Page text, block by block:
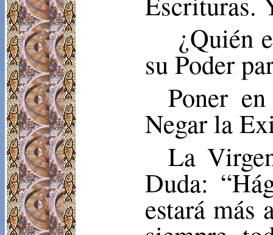
¿Quién
su Poder
Poner
Negar la
La
Duda:
estará más